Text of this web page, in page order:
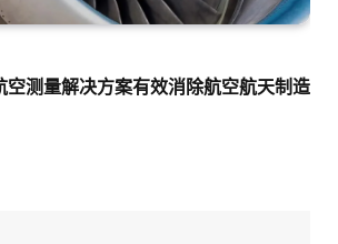
空测量解决方案有效消除航空航天制造